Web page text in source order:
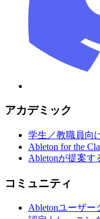
アカデミック
学生／教職員向
Ableton for the
Abletonが提案
コミュニティ
Abletonユーザー